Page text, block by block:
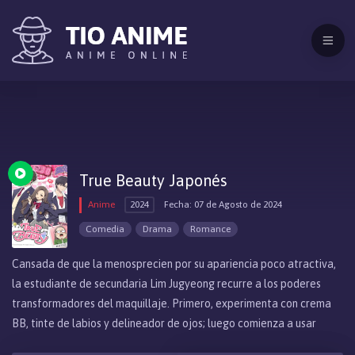
True Beauty Japonés
Anime 2024 Fecha: 07 de Agosto de 2024
Comedia Drama Romance
Cansada de que la menosprecien por su apariencia poco atractiva,
la estudiante de secundaria Lim Jugyeong recurre a los poderes
transformadores del maquillaje. Primero, experimenta con crema
BB, tinte de labios y delineador de ojos; luego comienza a usar